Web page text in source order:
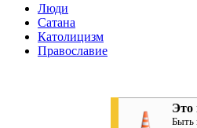
Люди
Сатана
Католицизм
Православие
Это
Быть